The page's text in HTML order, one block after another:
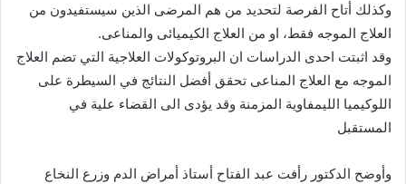
وكذلك أتاح الفرصة لتحديد من هم المرضى الذين سيستفيدون من
العلاج الموجه فقط، او من العلاج الكيميائى والمناعى.
وقد اثبتت احدى الدراسات ان البروتوكولات العلاجية التي تضم العلاج
الموجه مع العلاج المناعى تحقق أفضل النتائج في السيطرة على
اللوكيميا الليمفاوية المزمنة وقد يؤدى الى القضاء علية في
المستقبل
وأوضح الدكتور رأفت عبد الفتاح أستاذ أمراض الدم وزرع النخاع